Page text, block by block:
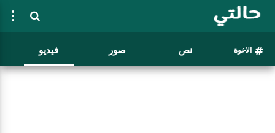
الاخوة نص صور فيديو